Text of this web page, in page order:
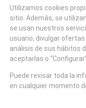
CATÁLOGO
AREAS DE JUEGO
MATERIALES
PISTAS SKATE
EQUIPAMIENTO
Utilizamos cookies
sitio. Además, se
se usan nuestros
usuario, divulgar
análisis de sus hábitos
aceptarlas o
Puede revisar toda la
en cualquier momento